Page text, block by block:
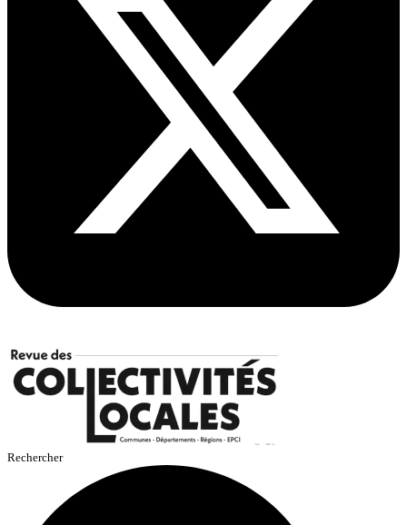
Rechercher